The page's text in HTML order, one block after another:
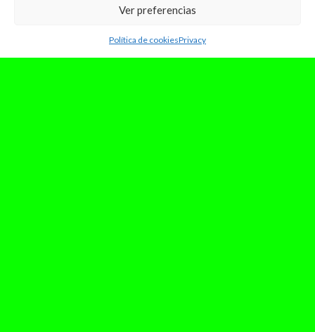
Ver preferencias
Política de cookiesPrivacy